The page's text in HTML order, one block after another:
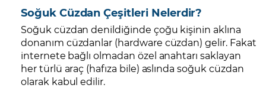
Soğuk Cüzdan Çeşitleri Nelerdir?
Soğuk cüzdan denildiğinde çoğu kişinin aklına
donanım cüzdanlar (hardware cüzdan) gelir. Fakat
internete bağlı olmadan özel anahtarı saklayan
her türlü araç (hafıza bile) aslında soğuk cüzdan
olarak kabul edilir.